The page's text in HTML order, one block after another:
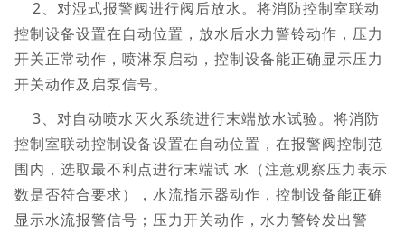
2、对湿式报警阀进行阀后放水。将消防控制室联动
控制设备设置在自动位置，放水后水力警铃动作，压力
开关正常动作，喷淋泵启动，控制设备能正确显示压力
开关动作及启泵信号。
3、对自动喷水灭火系统进行末端放水试验。将消防
控制室联动控制设备设置在自动位置，在报警阀控制范
围内，选取最不利点进行末端试 水（注意观察压力表示
数是否符合要求），水流指示器动作，控制设备能正确
显示水流报警信号；压力开关动作，水力警铃发出警